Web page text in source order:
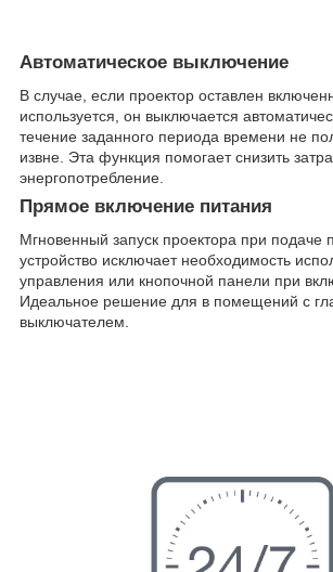
Автоматическое выключение
В случае, если проектор оставлен
используется, он выключается
течение заданного периода времени не
извне. Эта функция помогает снизить
энергопотребление.
Прямое включение питания
Мгновенный запуск проектора при подаче
устройство исключает необходимость
управления или кнопочной панели при
Идеальное решение для в помещений с
выключателем.